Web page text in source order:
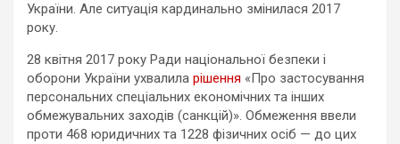
України. Але ситуація кардинально змінилася 2017
року.
28 квітня 2017 року Ради національної безпеки і
оборони України ухвалила рішення «Про застосування
персональних спеціальних економічних та інших
обмежувальних заходів (санкцій)». Обмеження ввели
проти 468 юридичних та 1228 фізичних осіб — до цих